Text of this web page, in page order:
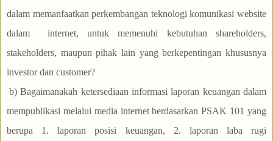
dalam memanfaatkan perkembangan teknologi komunikasi website
dalam internet, untuk memenuhi kebutuhan shareholders,
stakeholders, maupun pihak lain yang berkepentingan khususnya
investor dan customer?
b) Bagaimanakah ketersediaan informasi laporan keuangan dalam
mempublikasi melalui media internet berdasarkan PSAK 101 yang
berupa 1. laporan posisi keuangan, 2. laporan laba rugi